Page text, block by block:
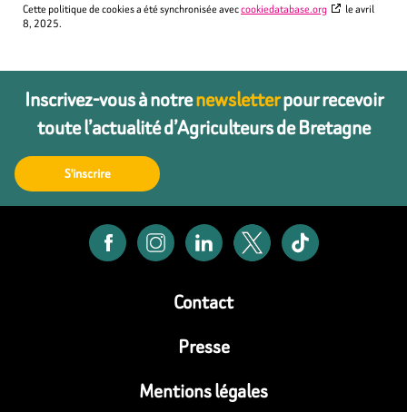
Cette politique de cookies a été synchronisée aveccookiedatabase.org
le avril
8, 2025.
Inscrivez-vous à notrenewsletterpour recevoir
toute l’actualité d’Agriculteurs de Bretagne
S'inscrire
Contact
Presse
Mentions légales